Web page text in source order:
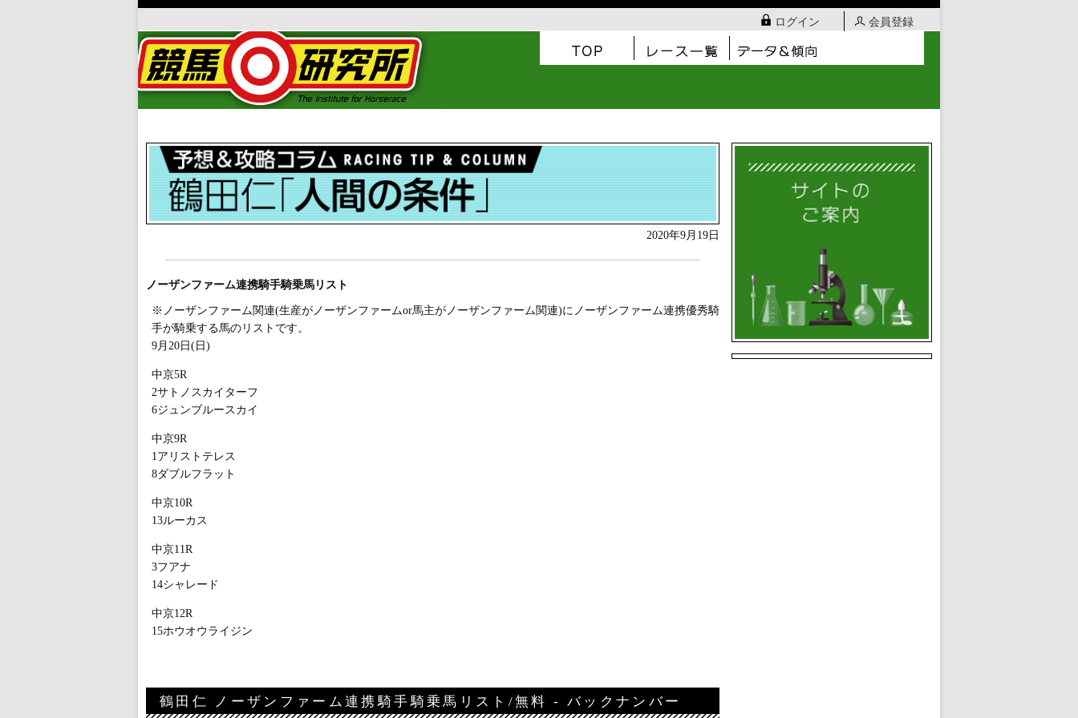
ログイン 会員登録
2020年9月19日
ノーザンファーム連携騎手騎乗馬リスト
※ノーザンファーム関連(生産がノーザンファームor馬主がノーザンファーム関連)にノーザンファーム連携優秀騎
手が騎乗する馬のリストです。
9月20日(日)
中京5R
2サトノスカイターフ
6ジュンブルースカイ
中京9R
1アリストテレス
8ダブルフラット
中京10R
13ルーカス
中京11R
3フアナ
14シャレード
中京12R
15ホウオウライジン
鶴田仁 ノーザンファーム連携騎手騎乗馬リスト/無料 - バックナンバー